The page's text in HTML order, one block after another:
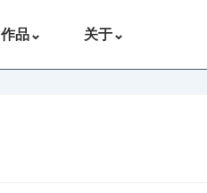
作品⌄ 关于⌄